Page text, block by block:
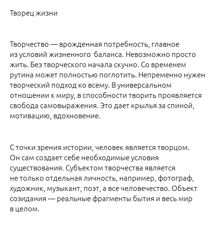
Творец жизни
Творчество — врожденная потребность, главное
из условий жизненного баланса. Невозможно просто
жить. Без творческого начала скучно. Со временем
рутина может полностью поглотить. Непременно нужен
творческий подход ко всему. В универсальном
отношении к миру, в способности творить проявляется
свобода самовыражения. Это дает крылья за спиной,
мотивацию, вдохновение.
С точки зрения истории, человек является творцом.
Он сам создает себе необходимые условия
существования. Субъектом творчества является
не только отдельная личность, например, фотограф,
художник, музыкант, поэт, а все человечество. Объект
созидания — реальные фрагменты бытия и весь мир
в целом.